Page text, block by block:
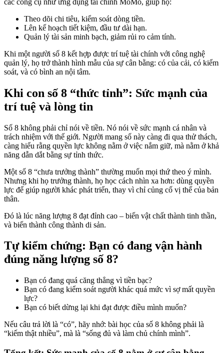
Theo dõi chi tiêu, kiểm soát dòng tiền.
Lên kế hoạch tiết kiệm, đầu tư dài hạn.
Quản lý tài sản minh bạch, giảm rủi ro cảm tính.
Khi một người số 8 kết hợp được trí tuệ tài chính với công nghệ
quản lý, họ trở thành hình mẫu của sự cân bằng: có của cải, có kiểm
soát, và có bình an nội tâm.
Khi con số 8 “thức tỉnh”: Sức mạnh của
trí tuệ và lòng tin
Số 8 không phải chỉ nói về tiền. Nó nói về sức mạnh cá nhân và
trách nhiệm với thế giới. Người mang số này càng đi qua thử thách,
càng hiểu rằng quyền lực không nằm ở việc nắm giữ, mà nằm ở khả
năng dẫn dắt bằng sự tỉnh thức.
Một số 8 “chưa trưởng thành” thường muốn mọi thứ theo ý mình.
Nhưng khi họ trưởng thành, họ học cách nhìn xa hơn: dùng quyền
lực để giúp người khác phát triển, thay vì chỉ củng cố vị thế của bản
thân.
Đó là lúc năng lượng 8 đạt đỉnh cao – biến vật chất thành tinh thần,
và biến thành công thành di sản.
Tự kiểm chứng: Bạn có đang vận hành
đúng năng lượng số 8?
Bạn có đang quá căng thẳng vì tiền bạc?
Bạn có đang kiểm soát người khác quá mức vì sợ mất quyền
lực?
Bạn có biết dừng lại khi đạt được điều mình muốn?
Nếu câu trả lời là “có”, hãy nhớ: bài học của số 8 không phải là
“kiếm thật nhiều”, mà là “sống đủ và làm chủ chính mình”.